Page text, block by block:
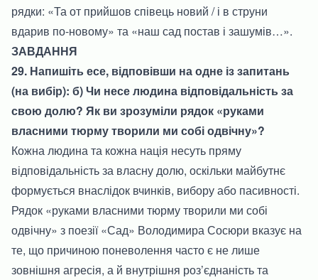
рядки: «Та от прийшов співець новий / і в струни
вдарив по-новому» та «наш сад постав і зашумів…».
ЗАВДАННЯ
29. Напишіть есе, відповівши на одне із запитань
(на вибір): б) Чи несе людина відповідальність за
свою долю? Як ви зрозуміли рядок «руками
власними тюрму творили ми собі одвічну»?
Кожна людина та кожна нація несуть пряму
відповідальність за власну долю, оскільки майбутнє
формується внаслідок вчинків, вибору або пасивності.
Рядок «руками власними тюрму творили ми собі
одвічну» з поезії «Сад» Володимира Сосюри вказує на
те, що причиною поневолення часто є не лише
зовнішня агресія, а й внутрішня роз’єднаність та